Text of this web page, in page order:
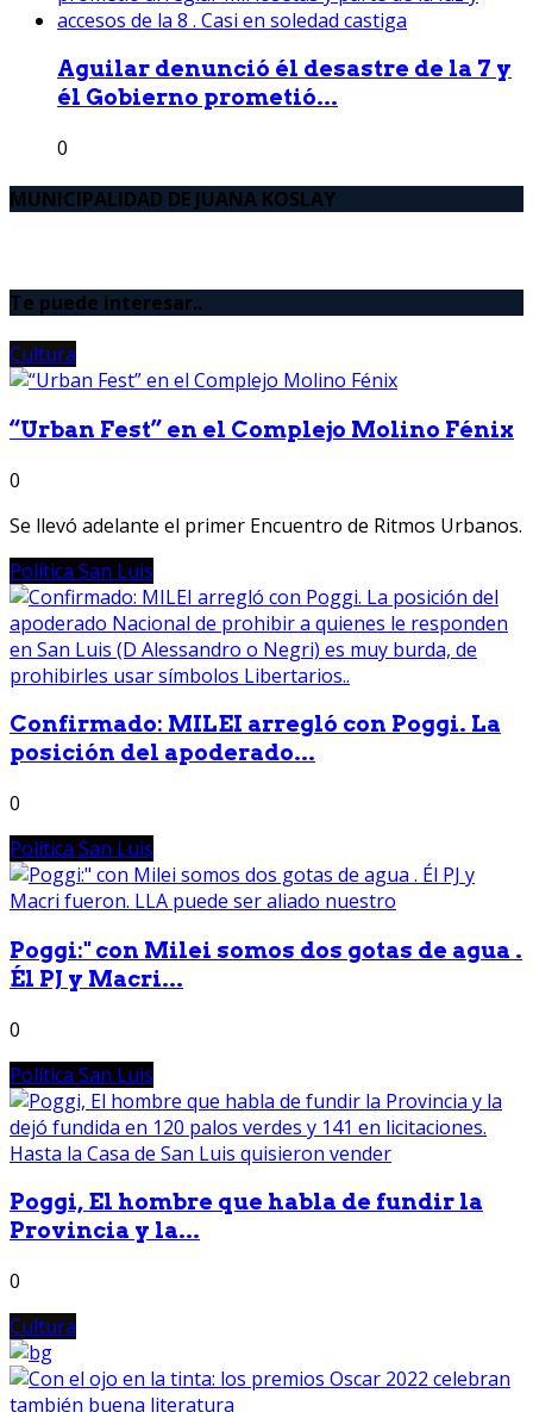
Aguilar denunció él desastre de la 7 y
él Gobierno prometió...
0
MUNICIPALIDAD DE JUANA KOSLAY
Te puede interesar..
Cultura
“Urban Fest” en el Complejo Molino Fénix
0
Se llevó adelante el primer Encuentro de Ritmos Urbanos.
Política San Luis
Confirmado: MILEI arregló con Poggi. La
posición del apoderado...
0
Política San Luis
Poggi:" con Milei somos dos gotas de agua .
Él PJ y Macri...
0
Política San Luis
Poggi, El hombre que habla de fundir la
Provincia y la...
0
Cultura